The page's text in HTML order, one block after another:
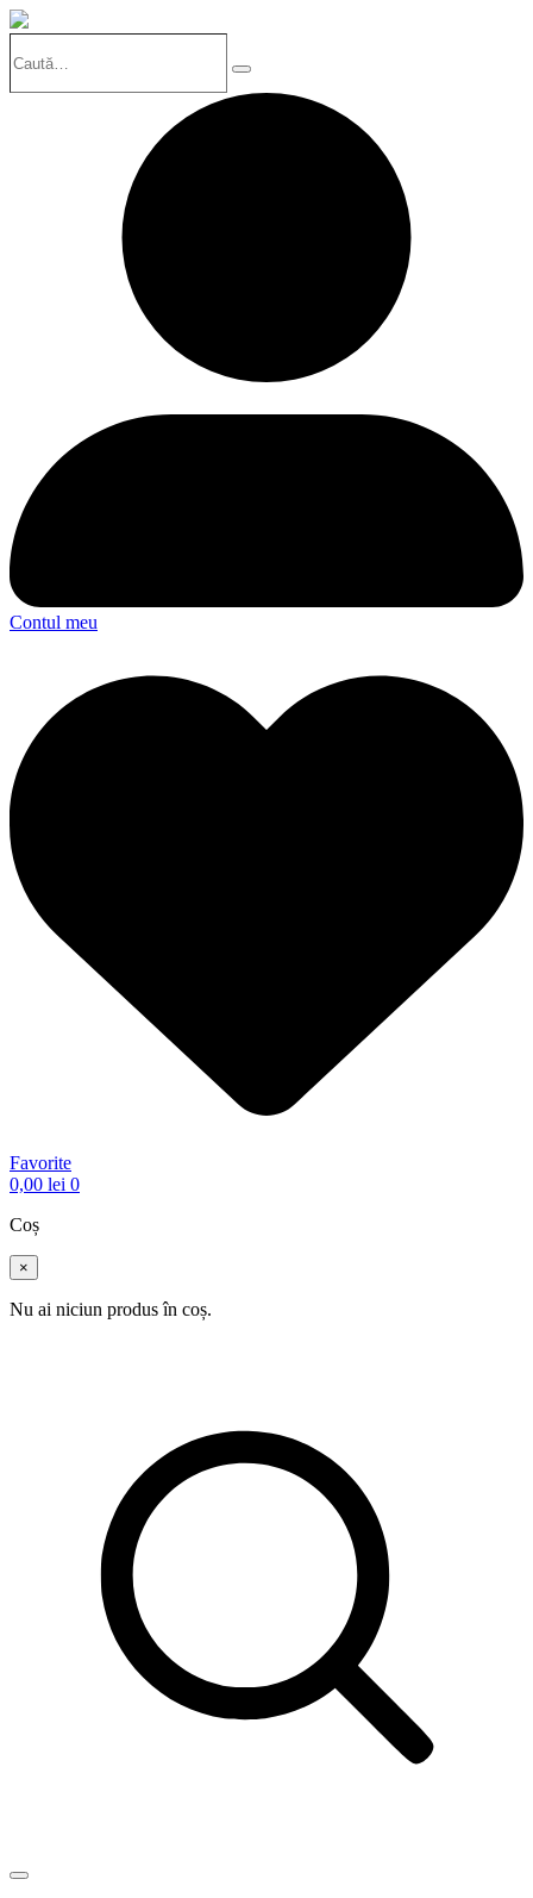
Search
Contul meu
Favorite
0,00 lei 0
Coș
×
Nu ai niciun produs în coș.